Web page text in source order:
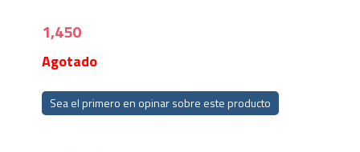
1,450
Agotado
Sea el primero en opinar sobre este producto